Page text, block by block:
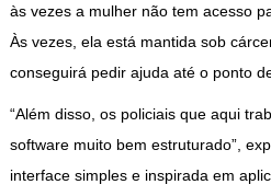
às vezes a mulher não tem acesso
Às vezes, ela está mantida sob
conseguirá pedir ajuda até o ponto
“Além disso, os policiais que aqui
software muito bem estruturado”,
interface simples e inspirada em